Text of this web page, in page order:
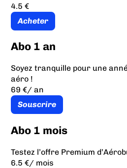
4.5 €
Acheter
Abo 1 an
Soyez tranquille pour une
aéro !
69 €/ an
Souscrire
Abo 1 mois
Testez l’offre Premium
6.5 €/ mois